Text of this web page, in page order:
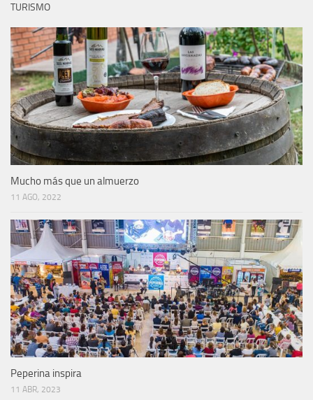
TURISMO
Mucho más que un almuerzo
11 AGO, 2022
Peperina inspira
11 ABR, 2023